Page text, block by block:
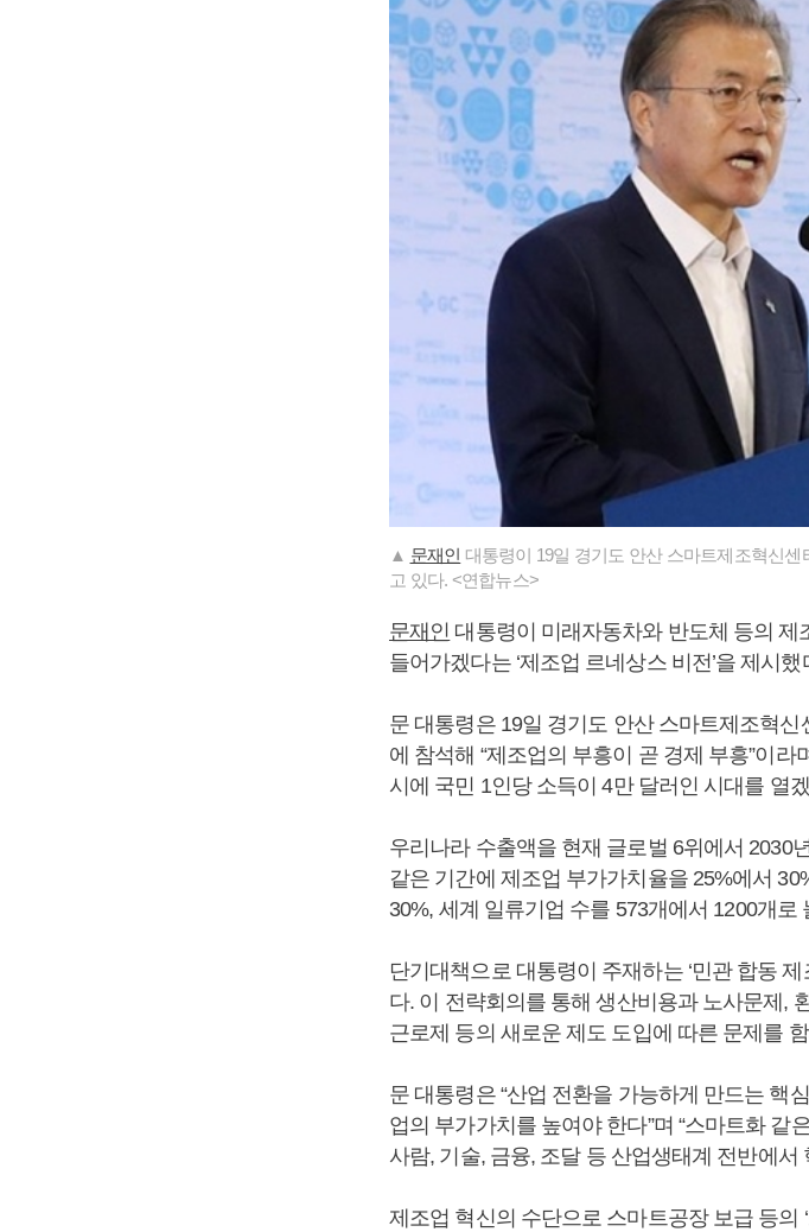
▲ 문재인 대통령이 19일 경기도 안산 스마트제조혁신
고 있다. <연합뉴스>
문재인 대통령이 미래자동차와 반도체 등의 제
들어가겠다는 ‘제조업 르네상스 비전’을 제시했
문 대통령은 19일 경기도 안산 스마트제조혁
에 참석해 “제조업의 부흥이 곧 경제 부흥”이
시에 국민 1인당 소득이 4만 달러인 시대를 열
우리나라 수출액을 현재 글로벌 6위에서 2030
같은 기간에 제조업 부가가치율을 25%에서
30%, 세계 일류기업 수를 573개에서 1200개
단기대책으로 대통령이 주재하는 ‘민관 합동
다. 이 전략회의를 통해 생산비용과 노사문제,
근로제 등의 새로운 제도 도입에 따른 문제를
문 대통령은 “산업 전환을 가능하게 만드는 핵
업의 부가가치를 높여야 한다”며 “스마트화
사람, 기술, 금융, 조달 등 산업생태계 전반에서
제조업 혁신의 수단으로 스마트공장 보급 등의